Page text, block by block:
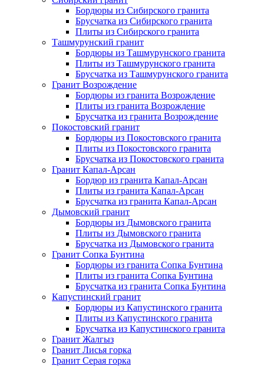
Бордюры из Сибирского гранита
Брусчатка из Сибирского гранита
Плиты из Сибирского гранита
Ташмурунский гранит
Бордюры из Ташмурунского гранита
Плиты из Ташмурунского гранита
Брусчатка из Ташмурунского гранита
Гранит Возрождение
Бордюры из гранита Возрождение
Плиты из гранита Возрождение
Брусчатка из гранита Возрождение
Покостовский гранит
Бордюры из Покостовского гранита
Плиты из Покостовского гранита
Брусчатка из Покостовского гранита
Гранит Капал-Арсан
Бордюр из гранита Капал-Арсан
Плиты из гранита Капал-Арсан
Брусчатка из гранита Капал-Арсан
Дымовский гранит
Бордюры из Дымовского гранита
Плиты из Дымовского гранита
Брусчатка из Дымовского гранита
Гранит Сопка Бунтина
Бордюры из гранита Сопка Бунтина
Плиты из гранита Сопка Бунтина
Брусчатка из гранита Сопка Бунтина
Капустинский гранит
Бордюры из Капустинского гранита
Плиты из Капустинского гранита
Брусчатка из Капустинского гранита
Гранит Жалгыз
Гранит Лисья горка
Гранит Серая горка